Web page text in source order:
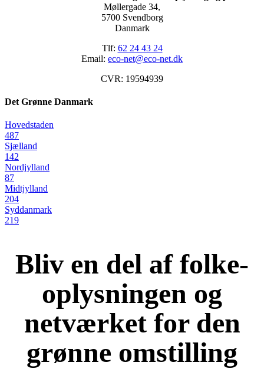
Møllergade 34,
5700 Svendborg
Danmark
Tlf: 62 24 43 24
Email: eco-net@eco-net.dk
CVR: 19594939
Det Grønne Danmark
Hovedstaden
487
Sjælland
142
Nordjylland
87
Midtjylland
204
Syddanmark
219
Bliv en del af folke-
oplysningen og
netværket for den
grønne omstilling